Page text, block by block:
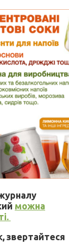
можна
звертайтеся